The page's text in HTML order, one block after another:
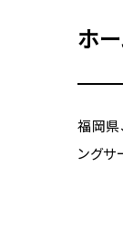
ホ
福岡県
ングサ